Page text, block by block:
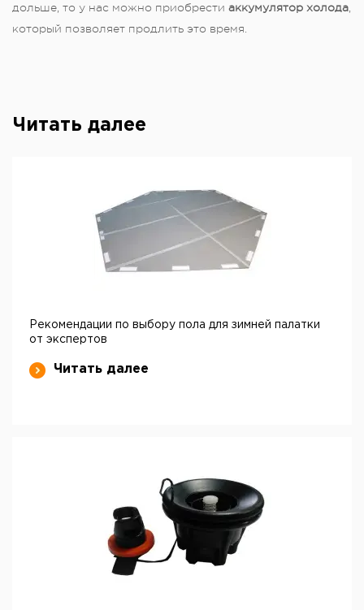
дольше, то у нас можно приобрести аккумулятор холода
который позволяет продлить это время.
Читать далее
Рекомендации по выбору пола для зимней палатки
от экспертов
Читать далее